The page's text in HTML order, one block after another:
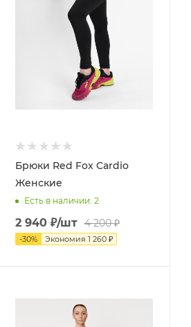
Брюки Red Fox Cardio
Женские
Есть в наличии: 2
2 940₽/шт 4 200₽
-30% Экономия 1 260₽